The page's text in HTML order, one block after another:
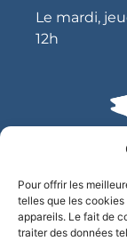
Pour offrir les
telles que les
appareils. Le fait de
traiter des données
Le mardi,
12h